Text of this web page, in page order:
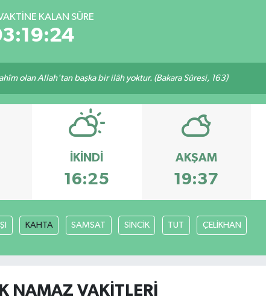
KALAN SÜRE
olan Allah'tan başka bir ilâh yoktur. (Bakara Sûresi, 163)
İKINDI
16:25
AKŞAM
19:37
KAHTA SAMSAT SİNCİK TUT ÇELİKHAN
NAMAZ VAKITLERI